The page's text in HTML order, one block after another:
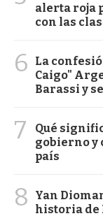
alerta roja
con las
6
La
Caigo"
Barassi y
7
Qué
gobierno y
país
8
Yan
historia de